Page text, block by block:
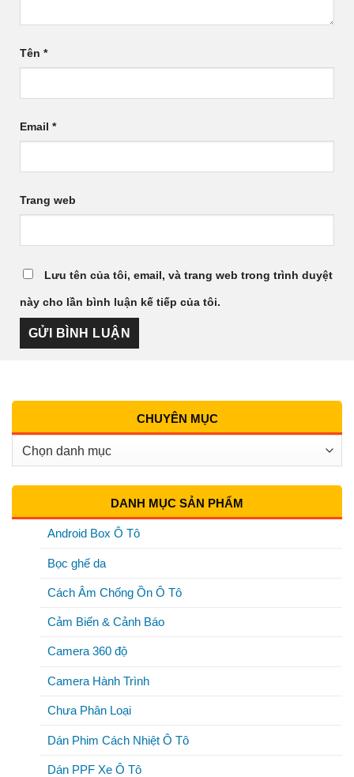
Tên *
Email *
Trang web
Lưu tên của tôi, email, và trang web trong trình duyệt
này cho lần bình luận kế tiếp của tôi.
CHUYÊN MỤC
DANH MỤC SẢN PHẨM
Android Box Ô Tô
Bọc ghế da
Cách Âm Chống Ồn Ô Tô
Cảm Biến & Cảnh Báo
Camera 360 độ
Camera Hành Trình
Chưa Phân Loại
Dán Phim Cách Nhiệt Ô Tô
Dán PPF Xe Ô Tô